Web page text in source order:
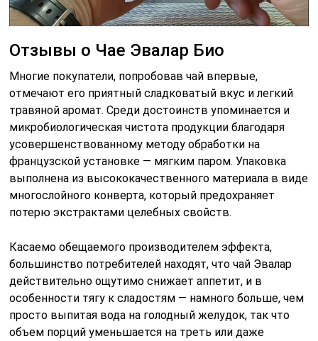
Отзывы о Чае Эвалар Био
Многие покупатели, попробовав чай впервые,
отмечают его приятный сладковатый вкус и легкий
травяной аромат. Среди достоинств упоминается и
микробиологическая чистота продукции благодаря
усовершенствованному методу обработки на
французской установке — мягким паром. Упаковка
выполнена из высококачественного материала в виде
многослойного конверта, который предохраняет
потерю экстрактами целебных свойств.
Касаемо обещаемого производителем эффекта,
большинство потребителей находят, что чай Эвалар
действительно ощутимо снижает аппетит, и в
особенности тягу к сладостям — намного больше, чем
просто выпитая вода на голодный желудок, так что
объем порций уменьшается на треть или даже